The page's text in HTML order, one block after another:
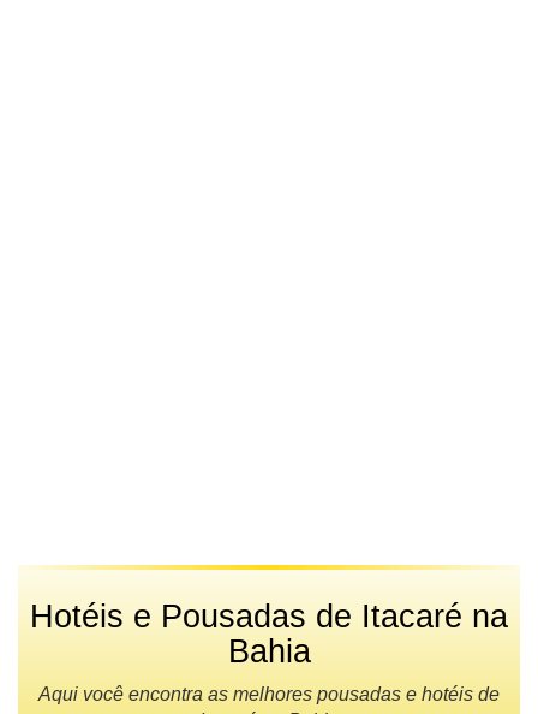
Hotéis e Pousadas de Itacaré na
Bahia
Aqui você encontra as melhores pousadas e hotéis de